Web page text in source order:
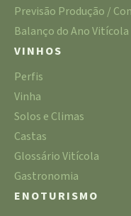
Previsão Produção /
Balanço do Ano Vitícola
VINHOS
Perfis
Vinha
Solos e Climas
Castas
Glossário Vitícola
Gastronomia
ENOTURISMO